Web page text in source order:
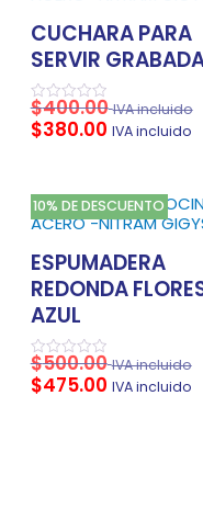
CUCHARA PARA
SERVIR
Valorado
en
0
$400.00 IVA incluido
$380.00 IVA incluido
10% DE DESCUENTO
ESPUMADERA
REDONDA
AZUL
Valorado
en
0
$500.00 IVA incluido
$475.00 IVA incluido